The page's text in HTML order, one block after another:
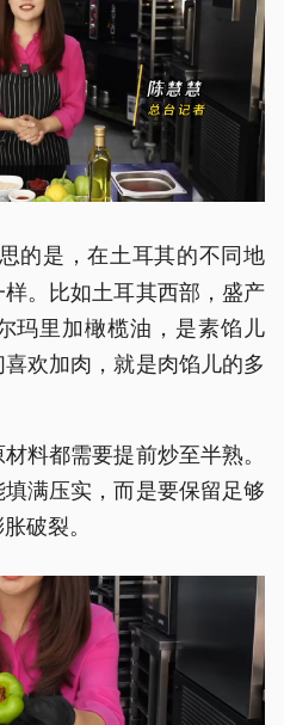
的是，在土耳其的不同地
。比如土耳其西部，盛产
玛里加橄榄油，是素馅儿
欢加肉，就是肉馅儿的多
料都需要提前炒至半熟。
满压实，而是要保留足够
破裂。